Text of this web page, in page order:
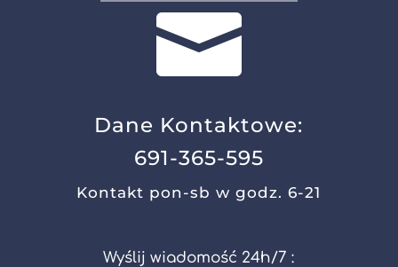

Dane Kontaktowe:
691-365-595
Kontakt pon-sb w godz. 6-21
Wyślij wiadomość 24h/7 :